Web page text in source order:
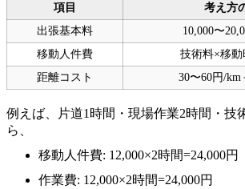
項目
考え方
出張基本料
10,000〜
移動人件費
技術料×移
距離コスト
30〜60円/
例えば、片道1時間・現場作業2時間・技
ら、
移動人件費: 12,000×2時間=24,000円
作業費: 12,000×2時間=24,000円